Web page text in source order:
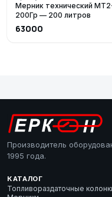
Мерник технический
200Гр — 200 литров
63000
Производитель
1995 года.
КАТАЛОГ
Топливораздаточные